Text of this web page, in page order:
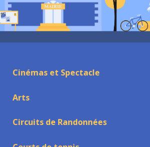
Cinémas et Spectacle
Arts
Circuits de Randonnées